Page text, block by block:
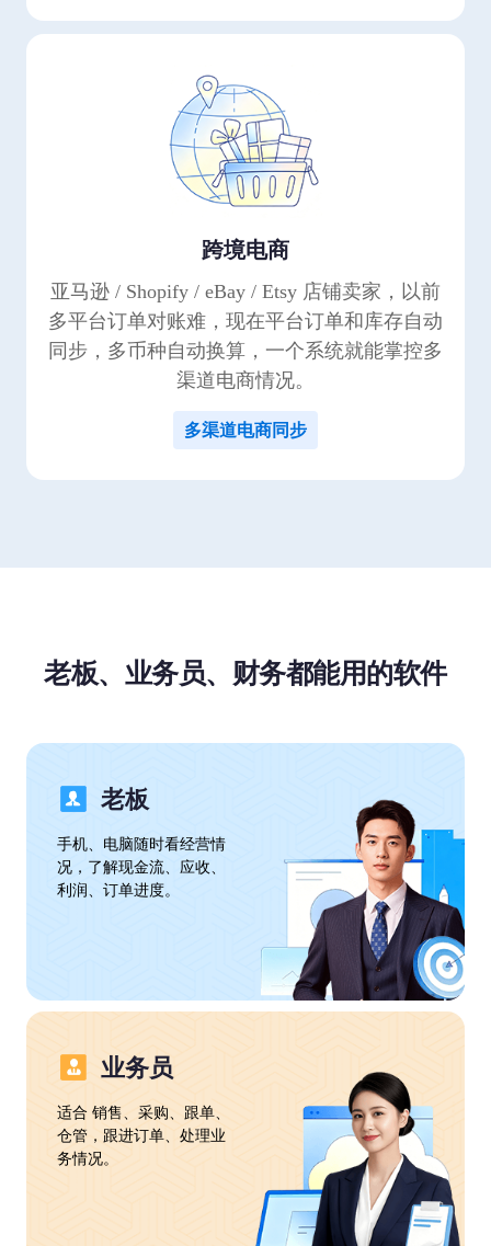
跨境电商
亚马逊 / Shopify / eBay / Etsy 店铺卖家，以前
多平台订单对账难，现在平台订单和库存自动
同步，多币种自动换算，一个系统就能掌控多
渠道电商情况。
多渠道电商同步
老板、业务员、财务都能用的软件
老板
手机、电脑随时看经营情
况，了解现金流、应收、
利润、订单进度。
业务员
适合 销售、采购、跟单、
仓管，跟进订单、处理业
务情况。